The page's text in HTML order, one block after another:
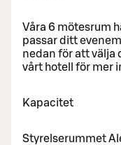
Våra 6 mötesrum
passar ditt
nedan för att välja
vårt hotell för mer
Kapacitet
Styrelserummet